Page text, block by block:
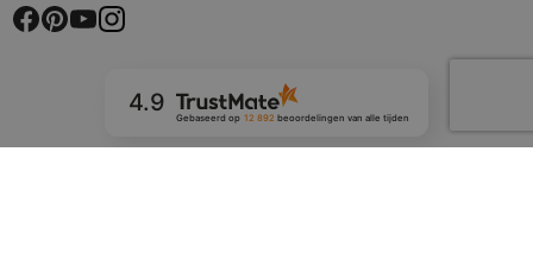
4.9
Gebaseerd op 12 892 beoordelingenvan alle tijden